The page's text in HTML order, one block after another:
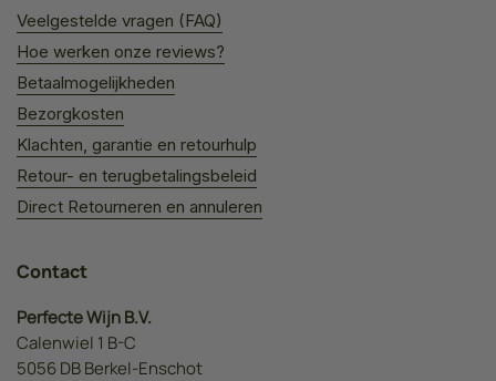
Veelgestelde vragen (FAQ)
Hoe werken onze reviews?
Betaalmogelijkheden
Bezorgkosten
Klachten, garantie en retourhulp
Retour- en terugbetalingsbeleid
Direct Retourneren en annuleren
Contact
Perfecte Wijn B.V.
Calenwiel 1 B-C
5056 DB Berkel-Enschot